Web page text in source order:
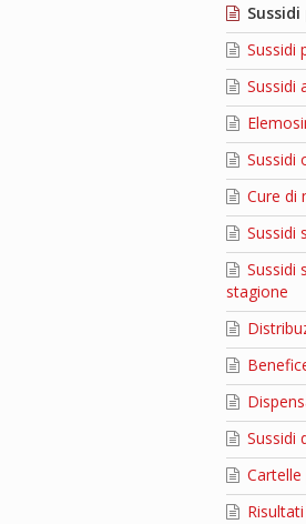
Sussidi
Sussidi
Sussidi
Cure di
Sussidi
Sussidi
stagione
Sussidi